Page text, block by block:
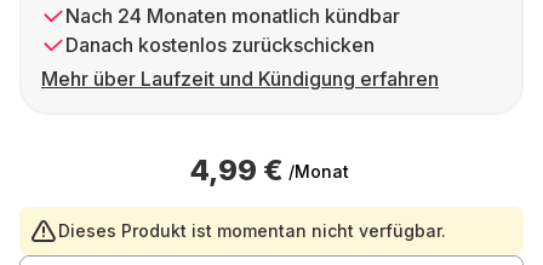
Nach 24 Monaten monatlich kündbar
Danach kostenlos zurückschicken
Mehr über Laufzeit und Kündigung erfahren
4,99 € /Monat
Dieses Produkt ist momentan nicht verfügbar.